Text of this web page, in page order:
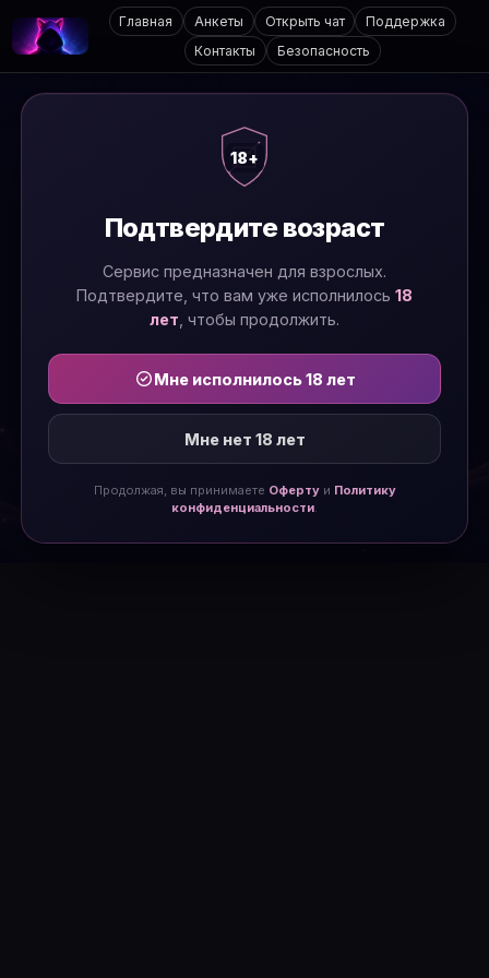
Главная Анкеты Открыть чат
Поддержка
Контакты
Безопасность
18+
Подтвердите возраст
Сервис предназначен для взрослых.
Подтвердите, что вам уже исполнилось 18
лет , чтобы продолжить.
Мне исполнилось 18 лет
Мне нет 18 лет
Продолжая, вы принимаете Офертуи Политику
конфиденциальности.